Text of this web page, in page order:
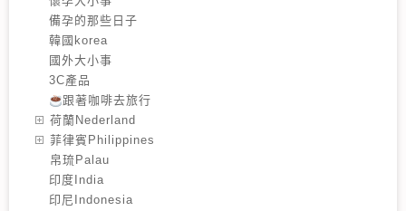
備孕的那些日子
韓國korea
國外大小事
3C產品
跟著咖啡去旅行
️荷蘭Nederland
️菲律賓Philippines
️帛琉Palau
印度India
印尼Indonesia